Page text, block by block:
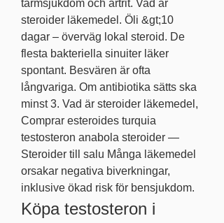
tarmsjukdom och artrit. Vad är
steroider läkemedel. Öli &gt;10
dagar – överväg lokal steroid. De
flesta bakteriella sinuiter läker
spontant. Besvären är ofta
långvariga. Om antibiotika sätts ska
minst 3. Vad är steroider läkemedel,
Comprar esteroides turquia
testosteron anabola steroider —
Steroider till salu Många läkemedel
orsakar negativa biverkningar,
inklusive ökad risk för bensjukdom.
Köpa testosteron i